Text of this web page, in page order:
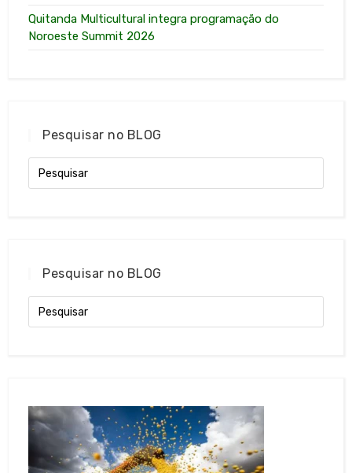
Quitanda Multicultural integra programação do
Noroeste Summit 2026
Pesquisar no BLOG
Pesquisar no BLOG